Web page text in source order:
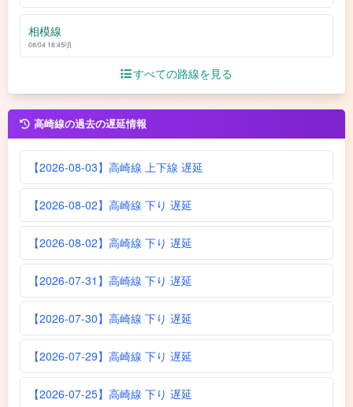
相模線
08/04 18:45頃
すべての路線を見る
高崎線の過去の遅延情報
【2026-08-03】高崎線 上下線 遅延
【2026-08-02】高崎線 下り 遅延
【2026-08-02】高崎線 下り 遅延
【2026-07-31】高崎線 下り 遅延
【2026-07-30】高崎線 下り 遅延
【2026-07-29】高崎線 下り 遅延
【2026-07-25】高崎線 下り 遅延